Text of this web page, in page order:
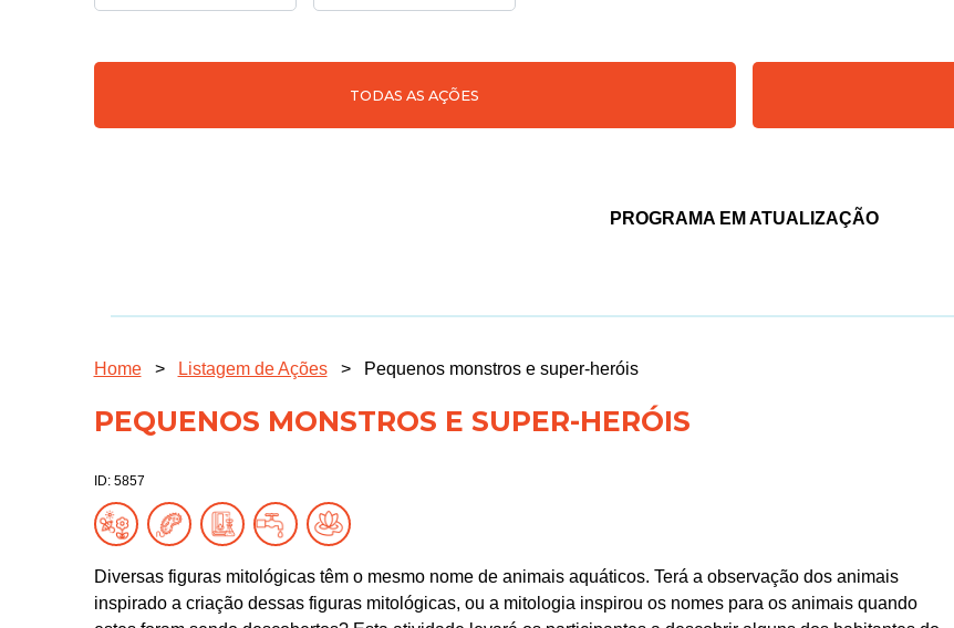
TODAS AS AÇÕES
PROGRAMA EM ATUALIZAÇÃO
Home > Listagem de Ações > Pequenos monstros e super-heróis
PEQUENOS MONSTROS E SUPER-HERÓIS
ID: 5857
Diversas figuras mitológicas têm o mesmo nome de animais aquáticos. Terá a observação dos animais
inspirado a criação dessas figuras mitológicas, ou a mitologia inspirou os nomes para os animais quando